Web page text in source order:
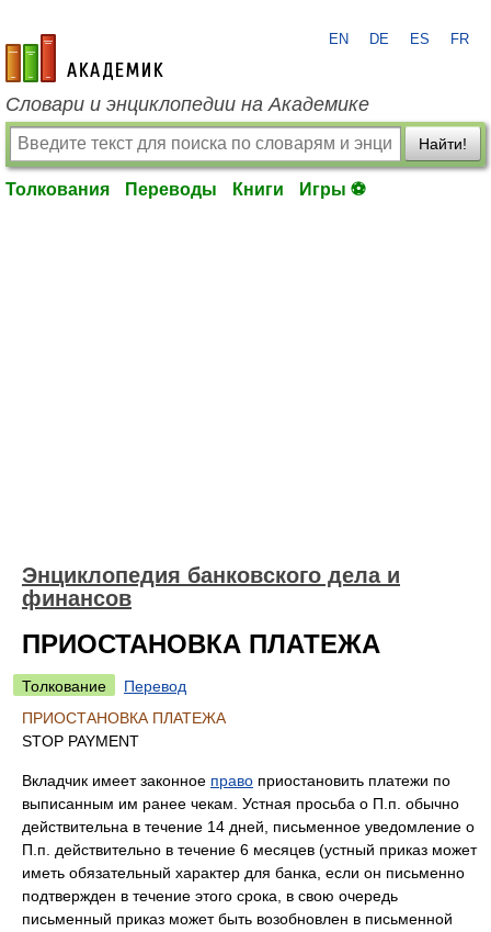
academic.ru
EN DE ES FR
Словари и энциклопедии на Академике
Найти!
Толкования Переводы Книги Игры ⚽
Энциклопедия банковского дела и
финансов
ПРИОСТАНОВКА ПЛАТЕЖА
Толкование
Перевод
ПРИОСТАНОВКА ПЛАТЕЖА
STOP PAYMENT
Вкладчик имеет законное право приостановить платежи по
выписанным им ранее чекам. Устная просьба о П.п. обычно
действительна в течение 14 дней, письменное уведомление о
П.п. действительно в течение 6 месяцев (устный приказ может
иметь обязательный характер для банка, если он письменно
подтвержден в течение этого срока, в свою очередь
письменный приказ может быть возобновлен в письменной